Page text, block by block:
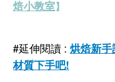
焙小教室】
#延伸閱讀 : 烘焙新
材質下手吧!